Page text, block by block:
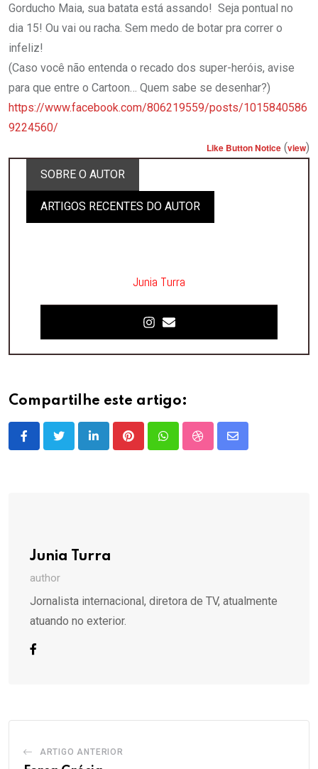
Gorducho Maia, sua batata está assando! Seja pontual no
dia 15! Ou vai ou racha. Sem medo de botar pra correr o
infeliz!
(Caso você não entenda o recado dos super-heróis, avise
para que entre o Cartoon… Quem sabe se desenhar?)
https://www.facebook.com/806219559/posts/1015840586
9224560/
Like Button Notice (view)
SOBRE O AUTOR
ARTIGOS RECENTES DO AUTOR
Junia Turra
Compartilhe este artigo:
LinkedInPinterestWhatsappStumbleUpon
Share
Junia Turra
author
Jornalista internacional, diretora de TV, atualmente
atuando no exterior.
ARTIGO ANTERIOR